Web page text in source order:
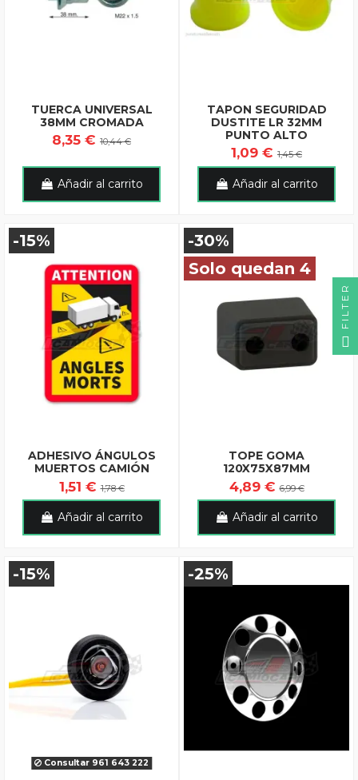
TUERCA UNIVERSAL
38MM CROMADA
8,35 € 10,44 €
Añadir al carrito
TAPON SEGURIDAD
DUSTITE LR 32MM
PUNTO ALTO
1,09 € 1,45 €
Añadir al carrito
-15%
ADHESIVO ÁNGULOS
MUERTOS CAMIÓN
1,51 €1,78 €
Añadir al carrito
-30%
Solo quedan 4
TOPE GOMA
120X75X87MM
4,89 €6,99 €
Añadir al carrito
-15%
Consultar 961 643 222
-25%
FILTER